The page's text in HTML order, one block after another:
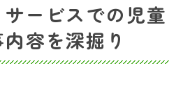
ービスでの児童
容を深掘り